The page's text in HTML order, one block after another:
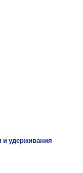
и удерживания